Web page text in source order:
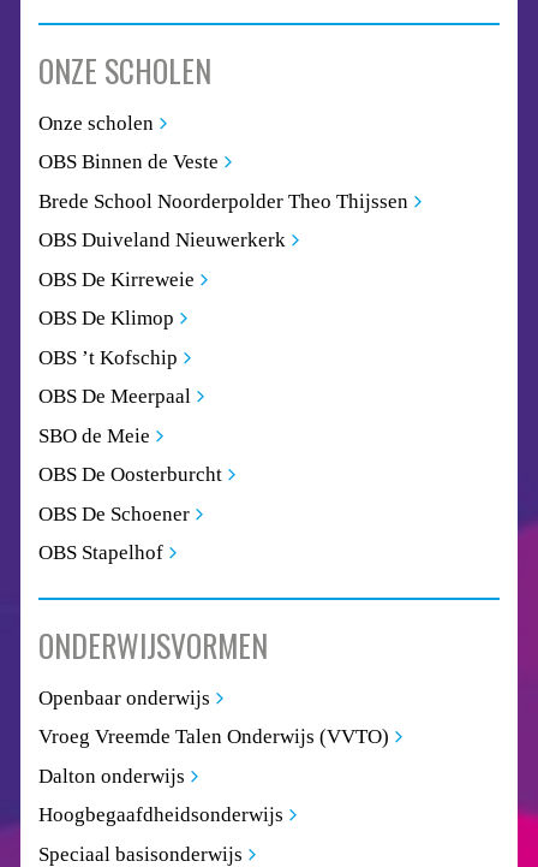
ONZE SCHOLEN
Onze scholen
OBS Binnen de Veste
Brede School Noorderpolder Theo Thijssen
OBS Duiveland Nieuwerkerk
OBS De Kirreweie
OBS De Klimop
OBS ’t Kofschip
OBS De Meerpaal
SBO de Meie
OBS De Oosterburcht
OBS De Schoener
OBS Stapelhof
ONDERWIJSVORMEN
Openbaar onderwijs
Vroeg Vreemde Talen Onderwijs (VVTO)
Dalton onderwijs
Hoogbegaafdheidsonderwijs
Speciaal basisonderwijs